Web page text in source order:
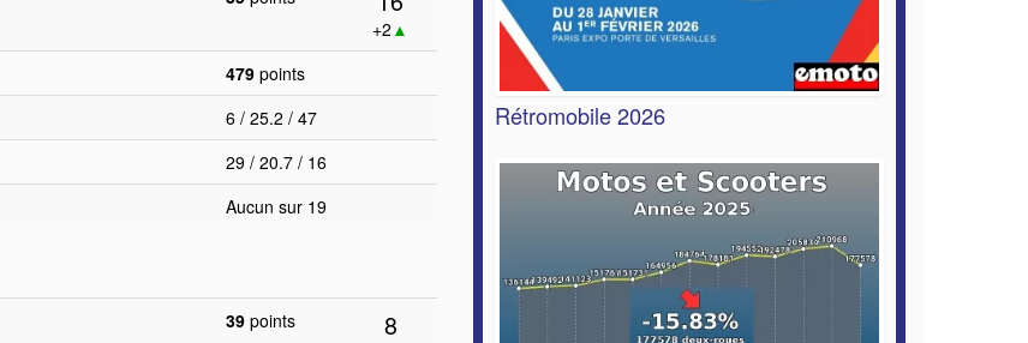
+2 ▲
479 points
6 / 25.2 / 47
29 / 20.7 / 16
Aucun sur 19
39 points 8
Rétromobile 2026